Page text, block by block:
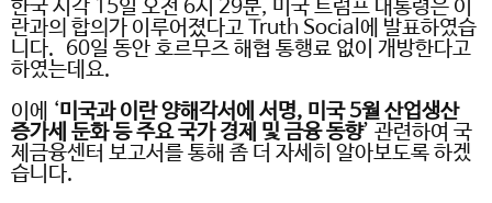
한국 시각 15일 오전 6시 29분, 미국 트럼프 대통령은 이
란과의 합의가 이루어졌다고Truth Social에 발표하였습
니다. 60일 동안 호르무즈 해협 통행료 없이 개방한다고
하였는데요.
이에 ‘미국과 이란 양해각서에 서명, 미국5월 산업생산
증가세 둔화 등 주요 국가 경제 및 금융 동향’ 관련하여 국
제금융센터 보고서를 통해 좀 더 자세히 알아보도록 하겠
습니다.